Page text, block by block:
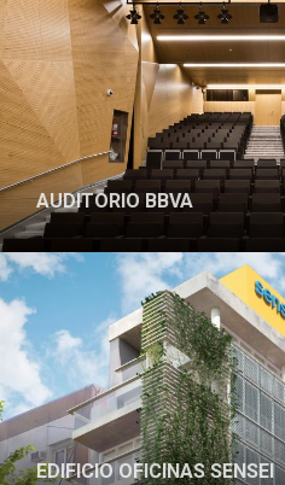
AUDITORIO BBVA
EDIFICIO OFICINAS SENSEI